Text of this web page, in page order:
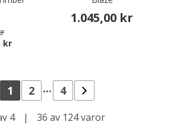
kr
1.045,00 kr
1 2 ... 4
4 | 36 av 124 varor